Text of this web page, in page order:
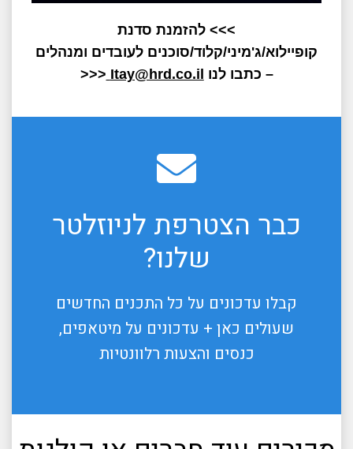
>>> להזמנת סדנת
קופיילוא/ג'מיני/קלוד/סוכנים לעובדים ומנהלים
– כתבו לנו Itay@hrd.co.il
<<<
כבר הצטרפת לניוזלטר
שלנו?
קבלו עדכונים על כל התכנים החדשים
שעולים כאן + עדכונים על מיטאפים,
כנסים והצעות רלוונטיות